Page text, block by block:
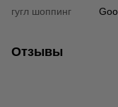
гугл шоппинг
Отзывы